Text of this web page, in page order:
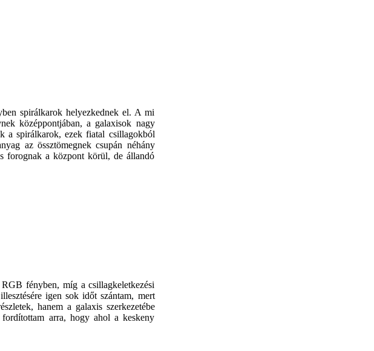
spirálkarok helyezkednek el. A mi
középpontjában, a galaxisok nagy
a spirálkarok, ezek fiatal csillagokból
az össztömegnek csupán néhány
forognak a központ körül, de állandó
fényben, míg a csillagkeletkezési
igen sok időt szántam, mert
hanem a galaxis szerkezetébe
arra, hogy ahol a keskeny